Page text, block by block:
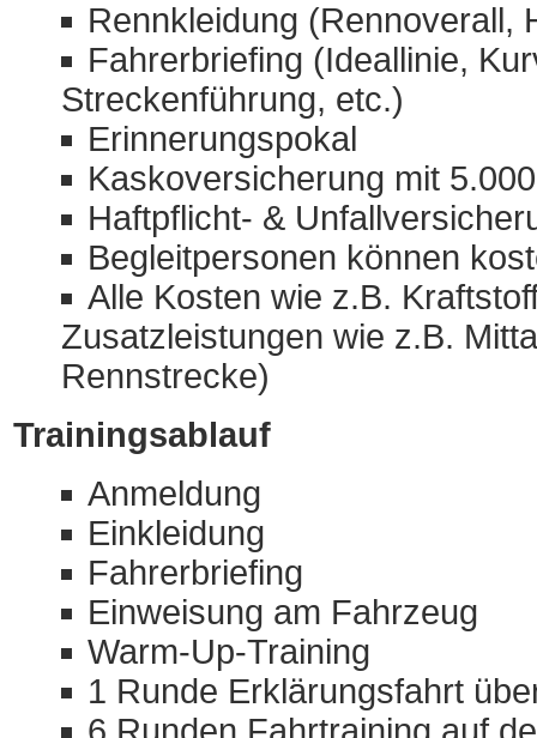
Rennkleidung (Rennoverall,
Fahrerbriefing (Ideallinie,
Streckenführung, etc.)
Erinnerungspokal
Kaskoversicherung mit
Haftpflicht- &
Begleitpersonen können
Alle Kosten wie z.B.
Zusatzleistungen wie z.B.
Rennstrecke)
Trainingsablauf
Anmeldung
Einkleidung
Fahrerbriefing
Einweisung am Fahrzeug
Warm-Up-Training
1 Runde Erklärungsfahrt